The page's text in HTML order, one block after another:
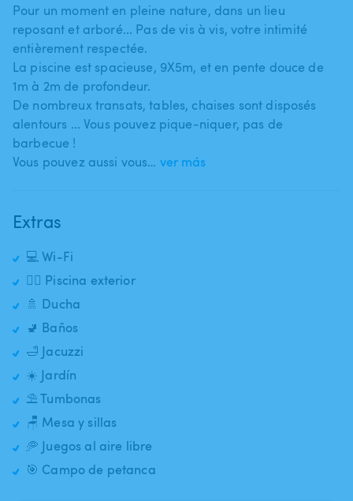
Pour un moment en pleine nature​,​ dans un lieu
reposant et arboré... Pas de vis à vis​,​ votre intimité
entièrement respectée.
La piscine est spacieuse​,​ 9X5m​,​ et en pente douce de
1m à 2m de profondeur.
De nombreux transats​,​ tables​,​ chaises sont disposés
alentours ... Vous pouvez pique-niquer​,​ pas de
barbecue !
Vous pouvez aussi vous… ver más
Extras
💻 Wi-Fi
🏊‍♂️ Piscina exterior
🚿 Ducha
🚽 Baños
🛁 Jacuzzi
☀️ Jardín
⛱️ Tumbonas
🪑 Mesa y sillas
🥏 Juegos al aire libre
🎯 Campo de petanca